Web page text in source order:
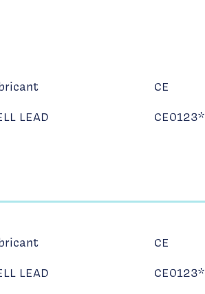
CE
LEAD
CE0123*
CE
LEAD
CE0123*